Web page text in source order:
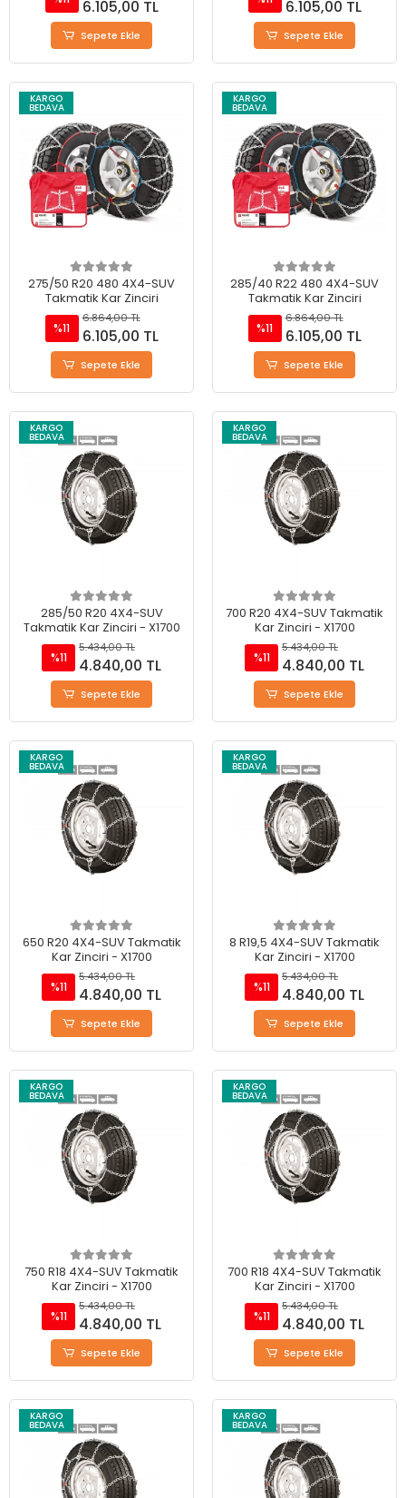
6.105,00 TL
Sepete Ekle
6.105,00 TL
Sepete Ekle
KARGO
BEDAVA
275/50 R20 480 4X4-SUV
Takmatik Kar Zinciri
%11
6.864,00 TL
6.105,00 TL
Sepete Ekle
KARGO
BEDAVA
285/40 R22 480 4X4-SUV
Takmatik Kar Zinciri
%11
6.864,00 TL
6.105,00 TL
Sepete Ekle
KARGO
BEDAVA
285/50 R20 4X4-SUV
Takmatik Kar Zinciri - X1700
%11
5.434,00 TL
4.840,00 TL
Sepete Ekle
KARGO
BEDAVA
700 R20 4X4-SUV Takmatik
Kar Zinciri - X1700
%11
5.434,00 TL
4.840,00 TL
Sepete Ekle
KARGO
BEDAVA
650 R20 4X4-SUV Takmatik
Kar Zinciri - X1700
%11
5.434,00 TL
4.840,00 TL
Sepete Ekle
KARGO
BEDAVA
8 R19,5 4X4-SUV Takmatik
Kar Zinciri - X1700
%11
5.434,00 TL
4.840,00 TL
Sepete Ekle
KARGO
BEDAVA
750 R18 4X4-SUV Takmatik
Kar Zinciri - X1700
%11
5.434,00 TL
4.840,00 TL
Sepete Ekle
KARGO
BEDAVA
700 R18 4X4-SUV Takmatik
Kar Zinciri - X1700
%11
5.434,00 TL
4.840,00 TL
Sepete Ekle
KARGO
BEDAVA
KARGO
BEDAVA